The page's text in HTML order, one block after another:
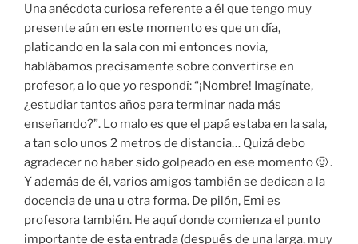
Una anécdota curiosa referente a él que tengo muy
presente aún en este momento es que un día,
platicando en la sala con mi entonces novia,
hablábamos precisamente sobre convertirse en
profesor, a lo que yo respondí: “¡Nombre! Imagínate,
¿estudiar tantos años para terminar nada más
enseñando?”. Lo malo es que el papá estaba en la sala,
a tan solo unos 2 metros de distancia… Quizá debo
agradecer no haber sido golpeado en ese momento 🙂 .
Y además de él, varios amigos también se dedican a la
docencia de una u otra forma. De pilón, Emi es
profesora también. He aquí donde comienza el punto
importante de esta entrada (después de una larga, muy